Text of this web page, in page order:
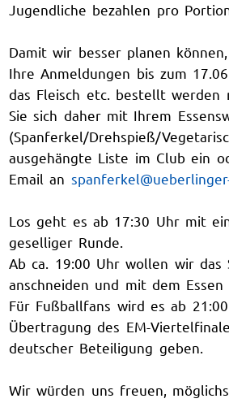
Jugendliche bezahlen pro
Damit wir besser planen
Ihre Anmeldungen bis zum
das Fleisch etc. bestellt werden
Sie sich daher mit Ihrem
(Spanferkel/Drehspieß/
ausgehängte Liste im Club ein
Email an
Los geht es ab 17:30 Uhr mit
geselliger Runde.
Ab ca. 19:00 Uhr wollen wir das
anschneiden und mit dem Essen
Für Fußballfans wird es ab
Übertragung des EM-
deutscher Beteiligung geben.
Wir würden uns freuen,